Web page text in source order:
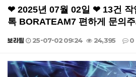
❤ 2025년 07월 02일 ❤ 13건 작
톡 BORATEAM7 편하게 문의
보라팀 25-07-02 09:24 24,395 0
본문